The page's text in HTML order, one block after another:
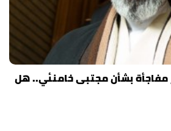
مفاجأة بشأن مجتبى خامنئي.. هل